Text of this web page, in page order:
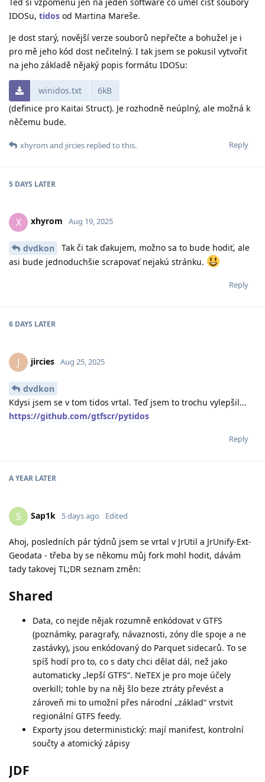
IDOSu, tidos od Martina Mareše.
Je dost starý, novější verze souborů nepřečte a bohužel je i
pro mě jeho kód dost nečitelný. I tak jsem se pokusil vytvořit
na jeho základě nějaký popis formátu IDOSu:
winidos.txt
6kB
(definice pro Kaitai Struct). Je rozhodně neúplný, ale možná k
něčemu bude.
Reply
xhyrom and jircies replied to this.
5 DAYS LATER
X xhyrom Aug 19, 2025
dvdkon
Tak či tak ďakujem, možno sa to bude hodiť, ale
asi bude jednoduchšie scrapovať nejakú stránku.
Reply
6 DAYS LATER
J jircies Aug 25, 2025
dvdkon
Kdysi jsem se v tom tidos vrtal. Teď jsem to trochu vylepšil...
https://github.com/gtfscr/pytidos
Reply
A YEAR LATER
S Sap1k 5 days ago Edited
Ahoj, posledních pár týdnů jsem se vrtal v JrUtil a JrUnify-Ext-
Geodata - třeba by se někomu můj fork mohl hodit, dávám
tady takovej TL;DR seznam změn:
Shared
Data, co nejde nějak rozumně enkódovat v GTFS
(poznámky, paragrafy, návaznosti, zóny dle spoje a ne
zastávky), jsou enkódovaný do Parquet sidecarů. To se
spíš hodí pro to, co s daty chci dělat dál, než jako
automaticky „lepší GTFS“. NeTEX je pro moje účely
overkill; tohle by na něj šlo beze ztráty převést a
zároveň mi to umožní přes národní „základ“ vrstvit
regionální GTFS feedy.
Exporty jsou deterministický: mají manifest, kontrolní
součty a atomický zápisy
JDF